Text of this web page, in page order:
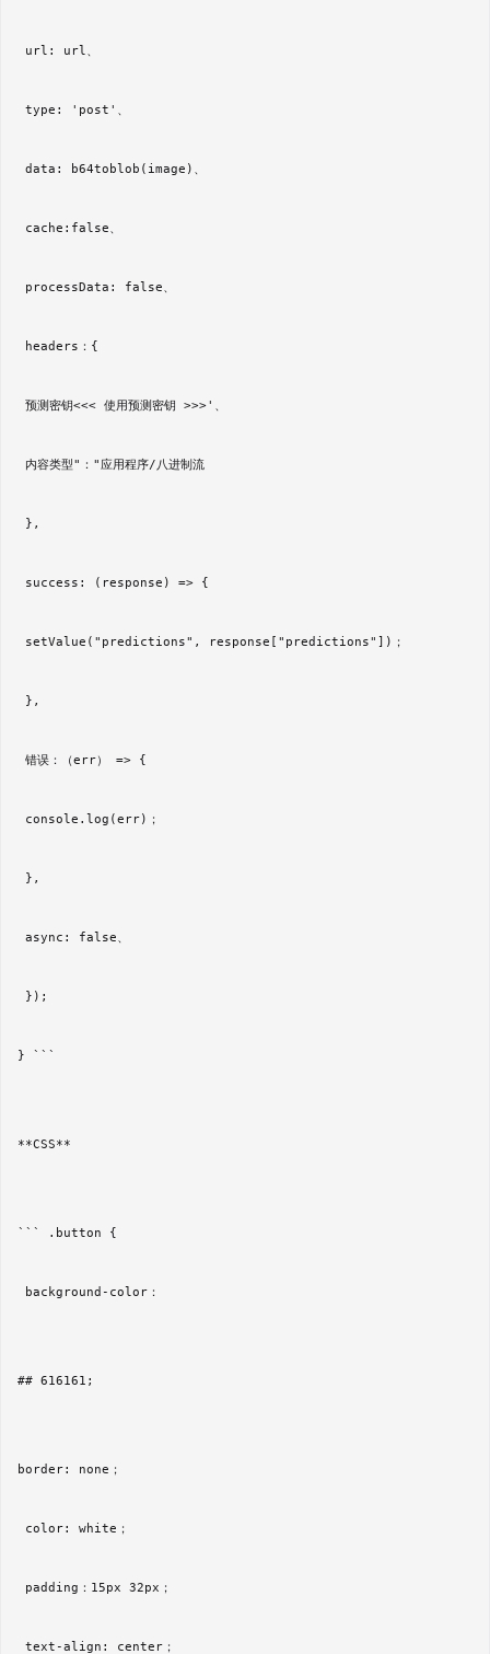
url: url、
type: 'post'、
data: b64toblob(image)、
cache:false、
processData: false、
headers：{
预测密钥<<< 使用预测密钥 >>>'、
内容类型"："应用程序/八进制流
},
success: (response) => {
setValue("predictions", response["predictions"])；
},
错误：（err） => {
console.log(err)；
},
async: false、
});
} ```
**CSS**
``` .button {
background-color：
## 616161;
border: none；
color: white；
padding：15px 32px；
text-align: center；